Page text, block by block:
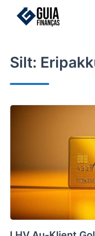
Silt: